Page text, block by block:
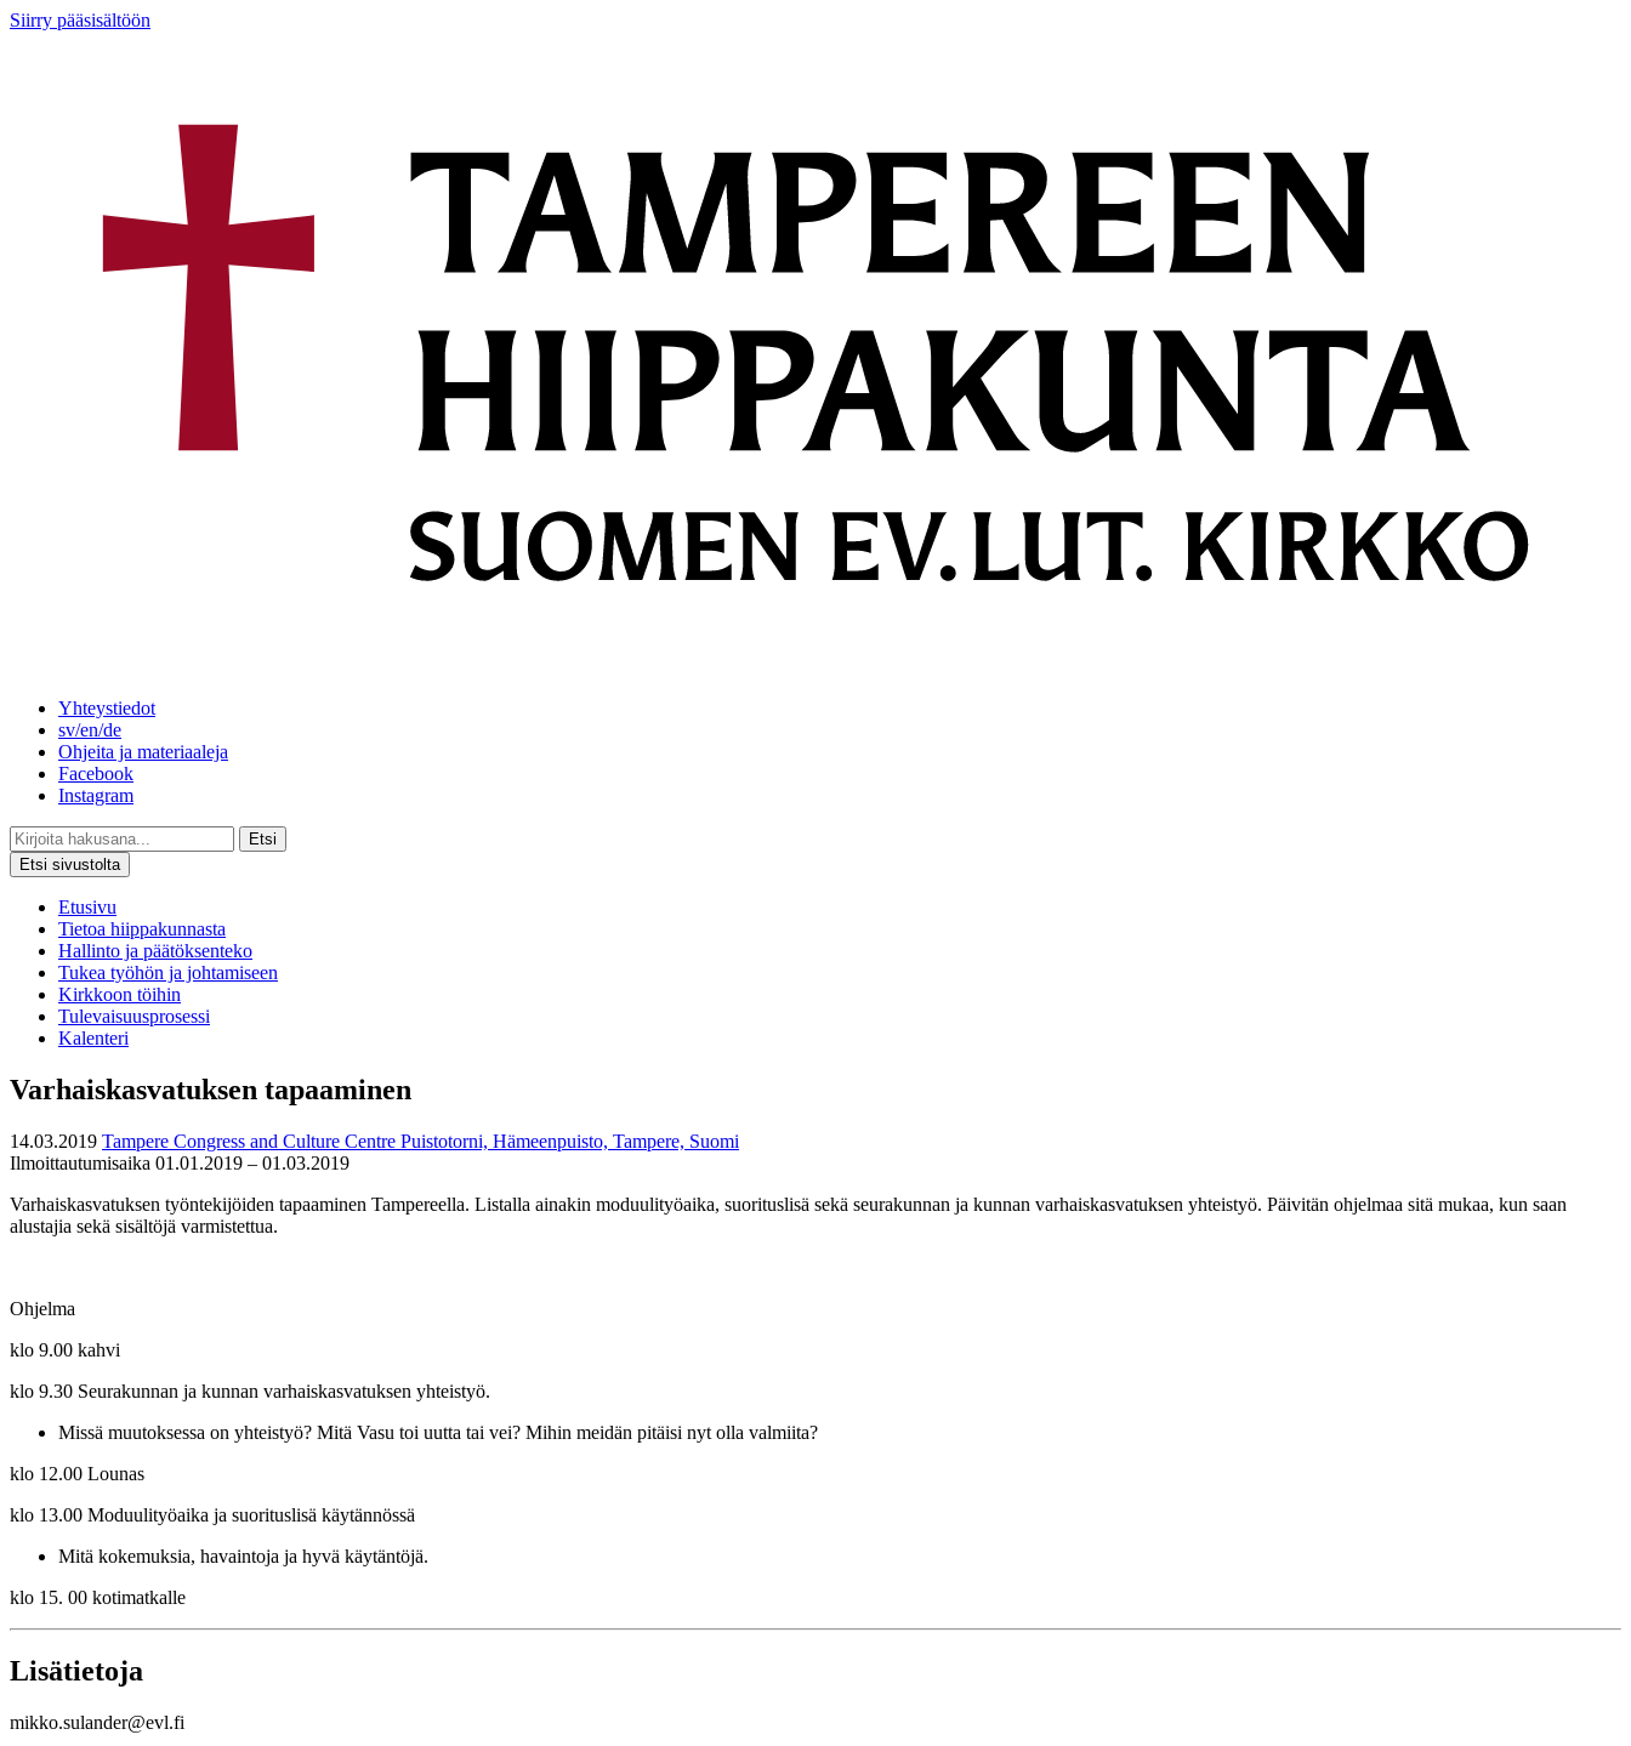
Siirry pääsisältöön
Yhteystiedot
sv/en/de
Ohjeita ja materiaaleja
Facebook
Instagram
Etsi
Etsi sivustolta
Etusivu
Tietoa hiippakunnasta
Hallinto ja päätöksenteko
Tukea työhön ja johtamiseen
Kirkkoon töihin
Tulevaisuusprosessi
Kalenteri
Varhaiskasvatuksen tapaaminen
14.03.2019 Tampere Congress and Culture Centre Puistotorni, Hämeenpuisto, Tampere, Suomi
Ilmoittautumisaika 01.01.2019 – 01.03.2019
Varhaiskasvatuksen työntekijöiden tapaaminen Tampereella. Listalla ainakin moduulityöaika, suorituslisä sekä seurakunnan ja kunnan varhaiskasvatuksen yhteistyö. Päivitän ohjelmaa sitä mukaa, kun saan
alustajia sekä sisältöjä varmistettua.
Ohjelma
klo 9.00 kahvi
klo 9.30 Seurakunnan ja kunnan varhaiskasvatuksen yhteistyö.
Missä muutoksessa on yhteistyö? Mitä Vasu toi uutta tai vei? Mihin meidän pitäisi nyt olla valmiita?
klo 12.00 Lounas
klo 13.00 Moduulityöaika ja suorituslisä käytännössä
Mitä kokemuksia, havaintoja ja hyvä käytäntöjä.
klo 15. 00 kotimatkalle
Lisätietoja
mikko.sulander@evl.fi